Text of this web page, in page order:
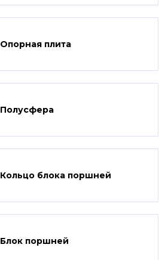
Опорная плита
Полусфера
Кольцо блока поршней
Блок поршней